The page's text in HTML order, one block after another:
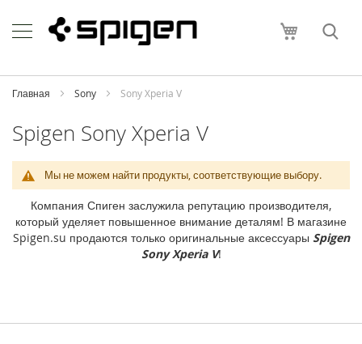
to
Content
Моя
h
o
i
P
h
e
1
M
Главная Sony Sony Xperia V
Spigen Sony Xperia V
Мы не можем найти продукты, соответствующие выбору.
Компания Спиген заслужила репутацию производителя,
который уделяет повышенное внимание деталям! В магазине
Spigen.su продаются только оригинальные аксессуары Spigen
Sony Xperia V!